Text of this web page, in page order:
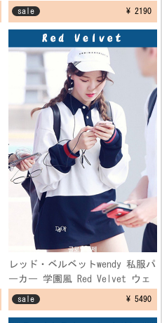
ェザーネックレス アクセサリー
sale ¥ 2190
レッド・ベルベットwendy 私服パ
ーカー 学園風 Red Velvet ウェ
ンディ 空港ファッション制服 フ
リーサイズ
sale ¥ 5490